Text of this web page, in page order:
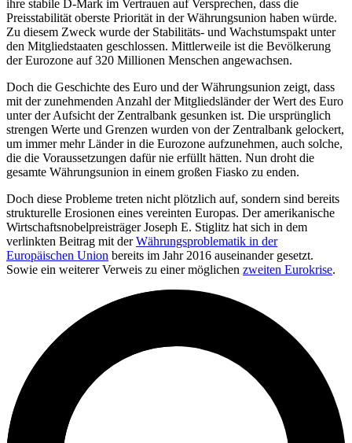
ihre stabile D-Mark im Vertrauen auf Versprechen, dass die
Preisstabilität oberste Priorität in der Währungsunion haben würde.
Zu diesem Zweck wurde der Stabilitäts- und Wachstumspakt unter
den Mitgliedstaaten geschlossen. Mittlerweile ist die Bevölkerung
der Eurozone auf 320 Millionen Menschen angewachsen.
Doch die Geschichte des Euro und der Währungsunion zeigt, dass
mit der zunehmenden Anzahl der Mitgliedsländer der Wert des Euro
unter der Aufsicht der Zentralbank gesunken ist. Die ursprünglich
strengen Werte und Grenzen wurden von der Zentralbank gelockert,
um immer mehr Länder in die Eurozone aufzunehmen, auch solche,
die die Voraussetzungen dafür nie erfüllt hätten. Nun droht die
gesamte Währungsunion in einem großen Fiasko zu enden.
Doch diese Probleme treten nicht plötzlich auf, sondern sind bereits
strukturelle Erosionen eines vereinten Europas. Der amerikanische
Wirtschaftsnobelpreisträger Joseph E. Stiglitz hat sich in dem
verlinkten Beitrag mit derWährungsproblematik in der
Europäischen Union bereits im Jahr 2016 auseinander gesetzt.
Sowie ein weiterer Verweis zu einer möglichen zweiten Eurokrise.